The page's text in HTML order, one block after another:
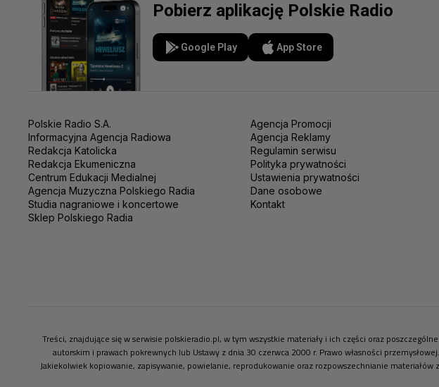
Pobierz aplikację Polskie Radio
Google Play App Store
Polskie Radio S.A.
Informacyjna Agencja Radiowa
Redakcja Katolicka
Redakcja Ekumeniczna
Centrum Edukacji Medialnej
Agencja Muzyczna Polskiego Radia
Studia nagraniowe i koncertowe
Sklep Polskiego Radia
Agencja Promocji
Agencja Reklamy
Regulamin serwisu
Polityka prywatności
Ustawienia prywatności
Dane osobowe
Kontakt
Treści, znajdujące się w serwisie polskieradio.pl, w tym wszystkie materiały i ich części oraz
autorskim i prawach pokrewnych lub Ustawy z dnia 30 czerwca 2000 r. Prawo własności
Jakiekolwiek kopiowanie, zapisywanie, powielanie, reprodukowanie oraz rozpowszechnianie